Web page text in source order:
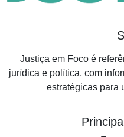
Justiça em Foco é
jurídica e política, com
estratégicas para